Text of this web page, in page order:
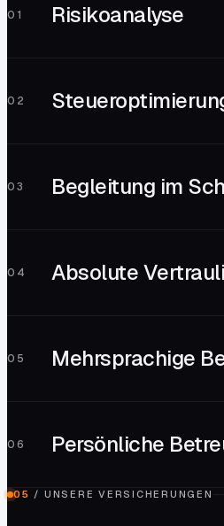
0 1 Risikoanalyse
0 2
03 Begleitung im
0 4 Absolute
0 5 Mehrsprachige
06 Persönliche
05 / UNSERE VERSICHERUNGEN